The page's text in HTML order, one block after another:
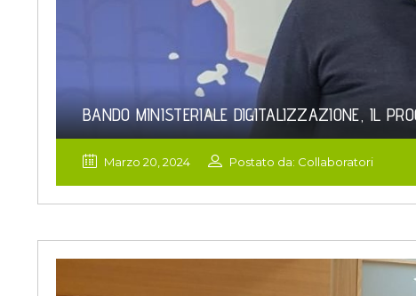
BANDO MINISTERIALE DIGITALIZZAZIONE, IL
Marzo 20, 2024 Postato da: Collaboratori